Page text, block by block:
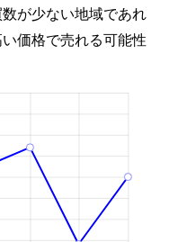
が少ない地域であれ
価格で売れる可能性